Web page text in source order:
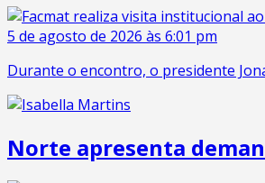
5 de agosto de 2026 às 6:01 pm
Durante o encontro, o presidente
Norte apresenta